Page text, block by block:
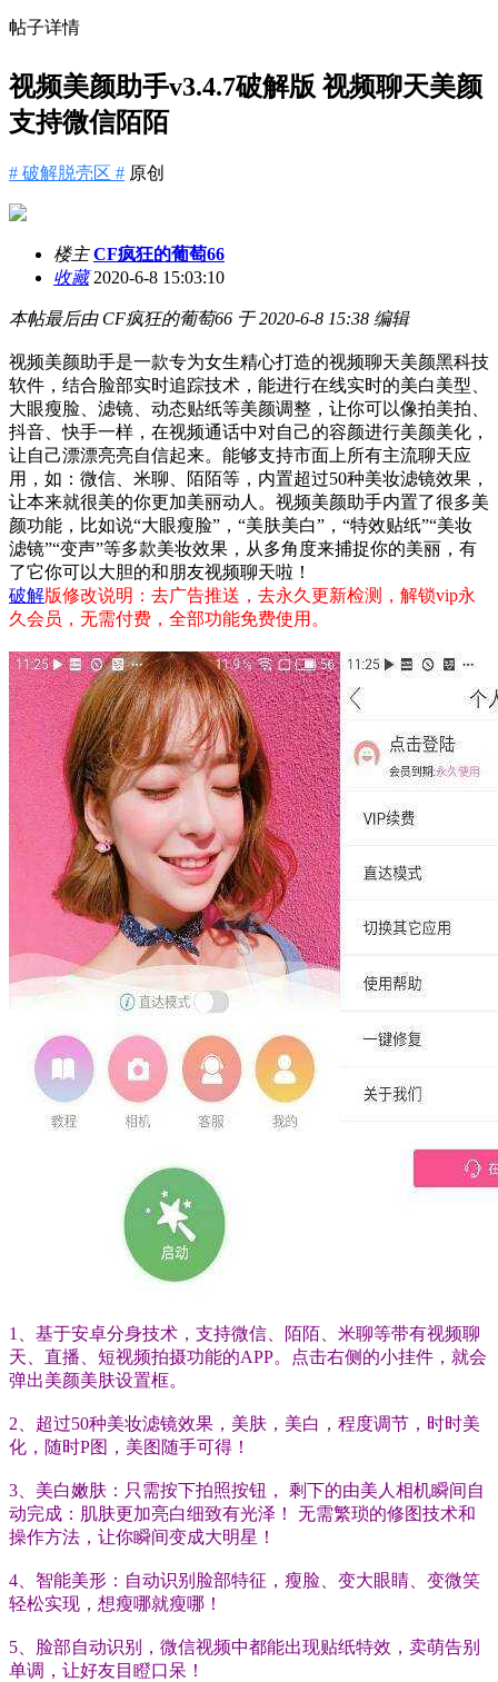
帖子详情
视频美颜助手v3.4.7破解版 视频聊天美颜
支持微信陌陌
# 破解脱壳区 # 原创
楼主 CF疯狂的葡萄66
收藏2020-6-8 15:03:10
本帖最后由 CF疯狂的葡萄66 于 2020-6-8 15:38 编辑
视频美颜助手是一款专为女生精心打造的视频聊天美颜黑科技
软件，结合脸部实时追踪技术，能进行在线实时的美白美型、
大眼瘦脸、滤镜、动态贴纸等美颜调整，让你可以像拍美拍、
抖音、快手一样，在视频通话中对自己的容颜进行美颜美化，
让自己漂漂亮亮自信起来。能够支持市面上所有主流聊天应
用，如：微信、米聊、陌陌等，内置超过50种美妆滤镜效果，
让本来就很美的你更加美丽动人。视频美颜助手内置了很多美
颜功能，比如说“大眼瘦脸”，“美肤美白”，“特效贴纸”“美妆
滤镜”“变声”等多款美妆效果，从多角度来捕捉你的美丽，有
了它你可以大胆的和朋友视频聊天啦！
破解版修改说明：去广告推送，去永久更新检测，解锁vip永
久会员，无需付费，全部功能免费使用。
1、基于安卓分身技术，支持微信、陌陌、米聊等带有视频聊
天、直播、短视频拍摄功能的APP。点击右侧的小挂件，就会
弹出美颜美肤设置框。
2、超过50种美妆滤镜效果，美肤，美白，程度调节，时时美
化，随时P图，美图随手可得！
3、美白嫩肤：只需按下拍照按钮， 剩下的由美人相机瞬间自
动完成：肌肤更加亮白细致有光泽！ 无需繁琐的修图技术和
操作方法，让你瞬间变成大明星！
4、智能美形：自动识别脸部特征，瘦脸、变大眼睛、变微笑
轻松实现，想瘦哪就瘦哪！
5、脸部自动识别，微信视频中都能出现贴纸特效，卖萌告别
单调，让好友目瞪口呆！